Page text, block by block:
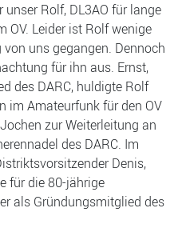
Rolf, DL3AO für lange
Leider ist Rolf wenige
uns gegangen. Dennoch
für ihn aus. Ernst,
des DARC, huldigte Rolf
im Amateurfunk für den OV
zur Weiterleitung an
des DARC. Im
Denis,
für die 80-jährige
als Gründungsmitglied des